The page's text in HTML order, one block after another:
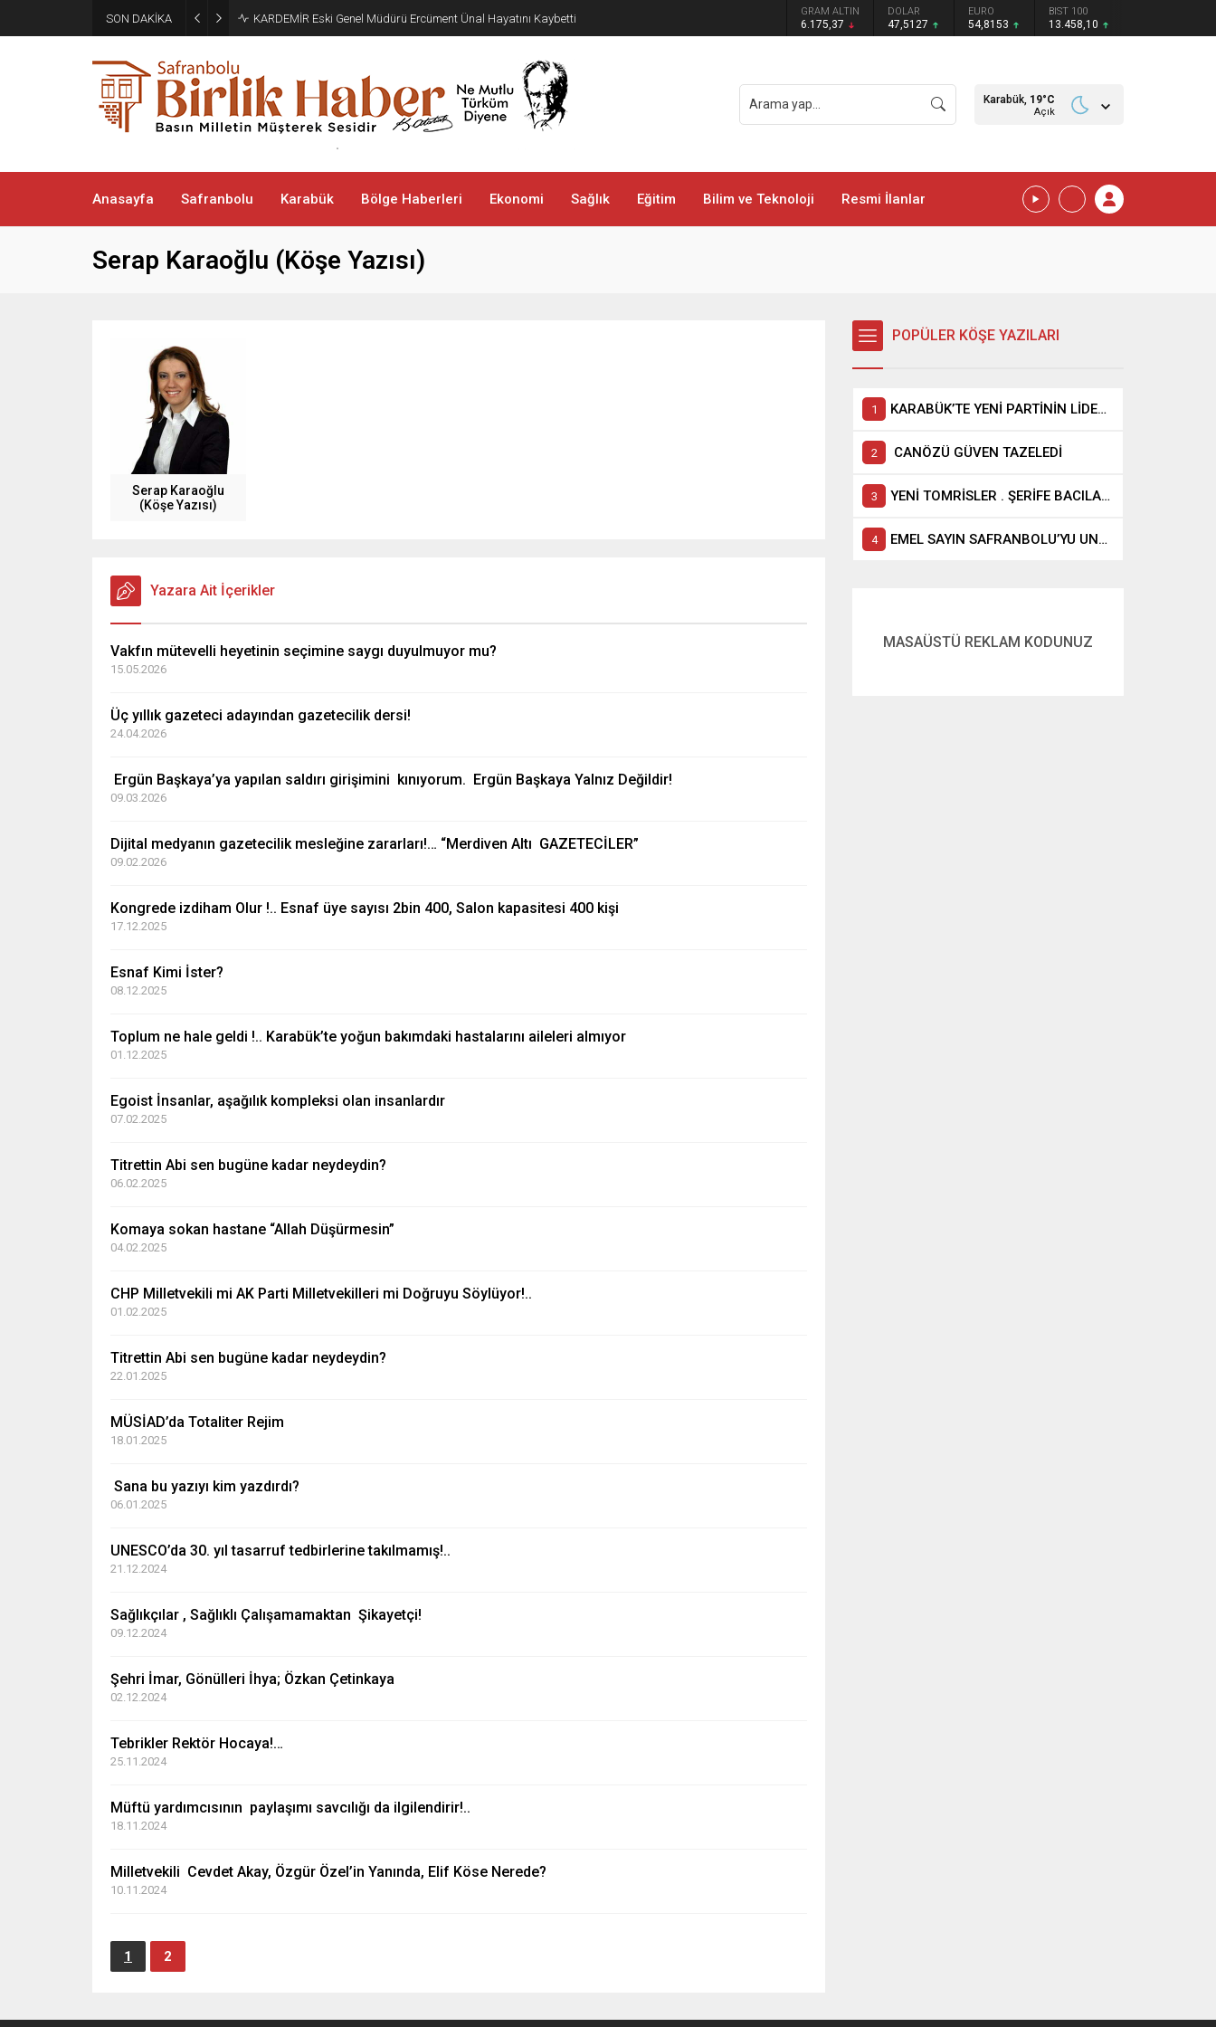
SON DAKİKA Türkiye, Suudi Arabistan ve Pakistan Ortak Savunma Anlaşması imzaladı GRAM ALTIN
6.175,37
DOLAR
47,5127
EURO
54,8153
BIST 100
13.458,10
Karabük, 19°C
Açık
Anasayfa Safranbolu Karabük Bölge Haberleri Ekonomi Sağlık Eğitim Bilim ve Teknoloji Resmi İlanlar
Serap Karaoğlu (Köşe Yazısı)
Serap Karaoğlu
(Köşe Yazısı)
Yazara Ait İçerikler
Vakfın mütevelli heyetinin seçimine saygı duyulmuyor mu?
15.05.2026
Üç yıllık gazeteci adayından gazetecilik dersi!
24.04.2026
Ergün Başkaya’ya yapılan saldırı girişimini kınıyorum. Ergün Başkaya Yalnız Değildir!
09.03.2026
Dijital medyanın gazetecilik mesleğine zararları!… “Merdiven Altı GAZETECİLER”
09.02.2026
Kongrede izdiham Olur !.. Esnaf üye sayısı 2bin 400, Salon kapasitesi 400 kişi
17.12.2025
Esnaf Kimi İster?
08.12.2025
Toplum ne hale geldi !.. Karabük’te yoğun bakımdaki hastalarını aileleri almıyor
01.12.2025
Egoist İnsanlar, aşağılık kompleksi olan insanlardır
07.02.2025
Titrettin Abi sen bugüne kadar neydeydin?
06.02.2025
Komaya sokan hastane “Allah Düşürmesin”
04.02.2025
CHP Milletvekili mi AK Parti Milletvekilleri mi Doğruyu Söylüyor!..
01.02.2025
Titrettin Abi sen bugüne kadar neydeydin?
22.01.2025
MÜSİAD’da Totaliter Rejim
18.01.2025
Sana bu yazıyı kim yazdırdı?
06.01.2025
UNESCO’da 30. yıl tasarruf tedbirlerine takılmamış!..
21.12.2024
Sağlıkçılar , Sağlıklı Çalışamamaktan Şikayetçi!
09.12.2024
Şehri İmar, Gönülleri İhya; Özkan Çetinkaya
02.12.2024
Tebrikler Rektör Hocaya!…
25.11.2024
Müftü yardımcısının paylaşımı savcılığı da ilgilendirir!..
18.11.2024
Milletvekili Cevdet Akay, Özgür Özel’in Yanında, Elif Köse Nerede?
10.11.2024
1 2
POPÜLER KÖŞE YAZILARI
KARABÜK’TE YENİ PARTİNİN LİDERİ ELİF KÖSE Mİ?
CANÖZÜ GÜVEN TAZELEDİ
YENİ TOMRİSLER . ŞERİFE BACILAR GELİYOR
EMEL SAYIN SAFRANBOLU’YU UNUTAMIYOR
MASAÜSTÜ REKLAM KODUNUZ